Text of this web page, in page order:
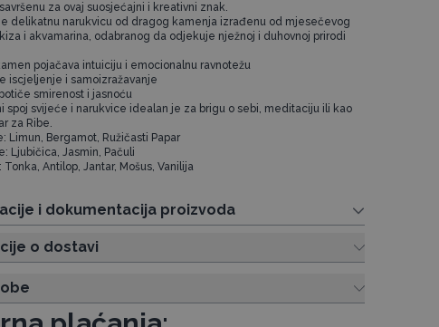
za ovaj suosjećajni i kreativni znak.
delikatnu narukvicu od dragog kamenja izrađenu od mjesečevog
i akvamarina, odabranog da odjekuje nježnoj i duhovnoj prirodi
pojačava intuiciju i emocionalnu ravnotežu
iscjeljenje i samoizražavanje
smirenost i jasnoću
spoj svijeće i narukvice idealan je za brigu o sebi, meditaciju ili kao
za Ribe.
Limun, Bergamot, Ružičasti Papar
Ljubičica, Jasmin, Pačuli
Tonka, Antilop, Jantar, Mošus, Vanilija
i dokumentacija proizvoda
o dostavi